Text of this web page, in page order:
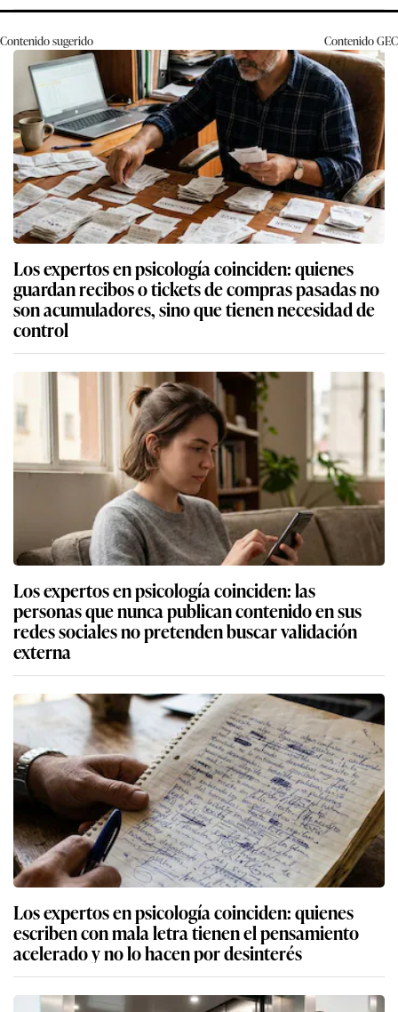
Contenido sugerido ContenidoGEC
Los expertos en psicología coinciden: quienes
guardan recibos o tickets de compras pasadas no
son acumuladores, sino que tienen necesidad de
control
Los expertos en psicología coinciden: las
personas que nunca publican contenido en sus
redes sociales no pretenden buscar validación
externa
Los expertos en psicología coinciden: quienes
escriben con mala letra tienen el pensamiento
acelerado y no lo hacen por desinterés